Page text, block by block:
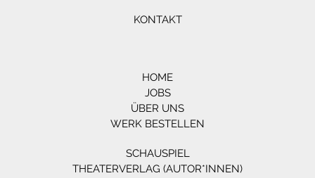
KONTAKT
HOME
JOBS
ÜBER UNS
WERK BESTELLEN
SCHAUSPIEL
THEATERVERLAG (AUTOR*INNEN)